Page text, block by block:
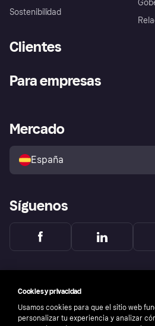
Sostenibilidad
Clientes
Inicio de sesión
Directorio de tiendas
Política de protección al
comprador de Klarna
Reclamaciones
Para empresas
Acceso empresas
Mercado
España
Síguenos
Cookies y privacidad
Usamos cookies para que el sitio web
personalizar tu experiencia y analizar